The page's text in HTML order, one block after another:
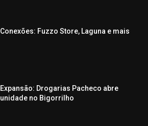
Conexões: Fuzzo Store, Laguna e mais
Expansão: Drogarias Pacheco abre
unidade no Bigorrilho